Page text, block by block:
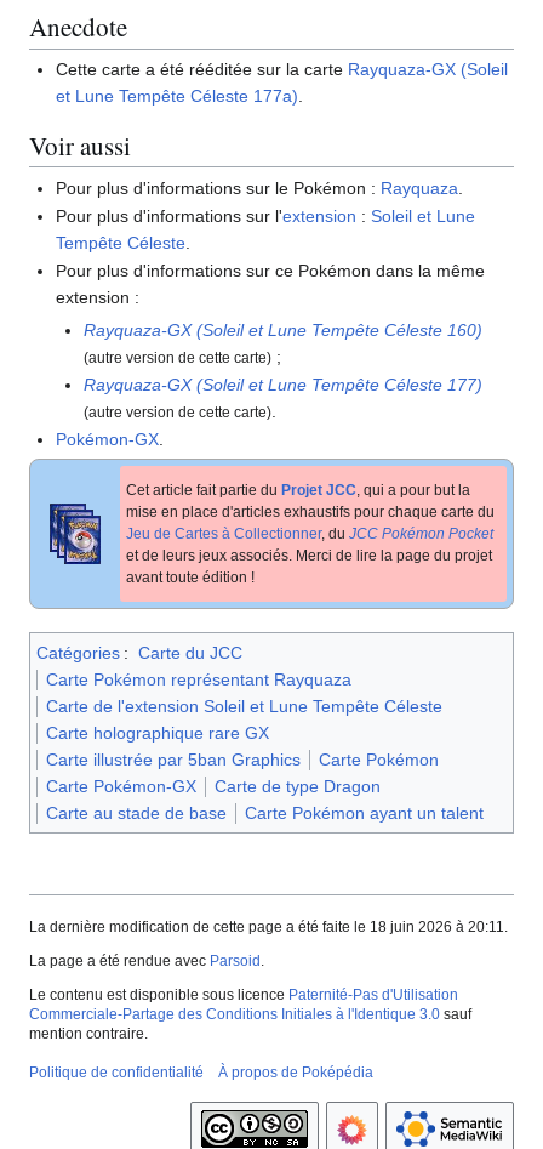
Anecdote
Cette carte a été rééditée sur la carte Rayquaza-GX (Soleil
et Lune Tempête Céleste 177a)
Voir aussi
Pour plus d'informations sur le Pokémon : Rayquaza
Pour plus d'informations sur l'extension :Soleil et Lune
Tempête Céleste
Pour plus d'informations sur ce Pokémon dans la même
extension :
Rayquaza-GX (Soleil et Lune Tempête Céleste 160)
(autre version de cette carte) ;
Rayquaza-GX (Soleil et Lune Tempête Céleste 177)
(autre version de cette carte).
Pokémon-GX.
Cet article fait partie du Projet JCC, qui a pour but la
mise en place d'articles exhaustifs pour chaque carte du
Jeu de Cartes à Collectionner, du JCC Pokémon Pocket
et de leurs jeux associés. Merci de lire la page du projet
avant toute édition !
Catégories : Carte du JCC
Carte Pokémon représentant Rayquaza
Carte de l'extension Soleil et Lune Tempête Céleste
Carte holographique rare GX
Carte illustrée par 5ban Graphics
Carte Pokémon
Carte Pokémon-GX
Carte de type Dragon
Carte au stade de base
Carte Pokémon ayant un talent
La dernière modification de cette page a été faite le 18 juin 2026 à 20:11.
La page a été rendue avec Parsoid .
Le contenu est disponible sous licence Paternité-Pas d'Utilisation
Commerciale-Partage des Conditions Initiales à l'Identique 3.0 sauf
mention contraire.
Politique de confidentialité À propos de Poképédia